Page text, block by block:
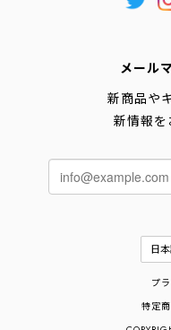
メール
新商品や
新情報を
プ
特定